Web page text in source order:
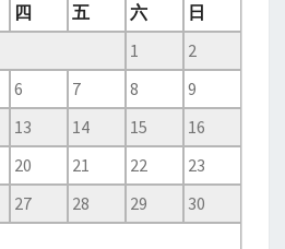
四 五 六
日
1
2
6 7 8
9
13 14 15
16
20 21 22
23
27 28 29
30